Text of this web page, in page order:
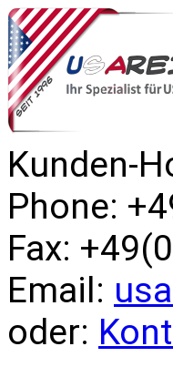
Kunden-
Phone:
Fax:
Email:
oder: